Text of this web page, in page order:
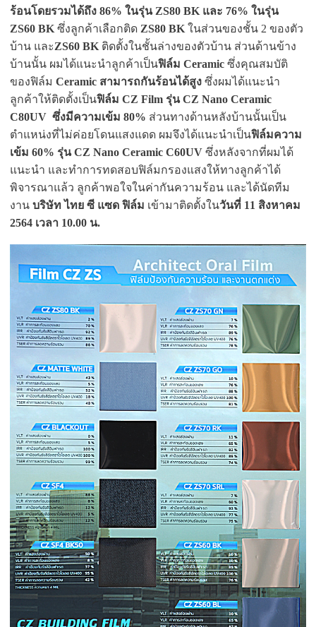
ร้อนโดยรวมได้ถึง 86% ในรุ่น ZS80 BK และ 76% ในรุ่น
ZS60 BK ซึ่งลูกค้าเลือกติด ZS80 BK ในส่วนของชั้น 2 ของตัว
บ้าน และZS60 BK ติดตั้งในชั้นล่างของตัวบ้าน ส่วนด้านข้าง
บ้านนั้น ผมได้แนะนำลูกค้าเป็นฟิล์ม Ceramic ซึ่งคุณสมบัติ
ของฟิล์มCeramic สามารถกันร้อนได้สูง ซึ่งผมได้แนะนำ
ลูกค้าให้ติดตั้งเป็นฟิล์ม CZ Film รุ่น CZ Nano Ceramic
C80UV ซึ่งมีความเข้ม 80% ส่วนทางด้านหลังบ้านนั้นเป็น
ตำแหน่งที่ไม่ค่อยโดนแสงแดด ผมจึงได้แนะนำเป็นฟิล์มความ
เข้ม 60% รุ่น CZ Nano Ceramic C60UV ซึ่งหลังจากที่ผมได้
แนะนำ และทำการทดสอบฟิล์มกรองแสงให้ทางลูกค้าได้
พิจารณาแล้ว ลูกค้าพอใจในค่ากันความร้อน และได้นัดทีม
งาน บริษัท ไทย ซี แซด ฟิล์ม เข้ามาติดตั้งในวันที่ 11 สิงหาคม
2564 เวลา 10.00 น.